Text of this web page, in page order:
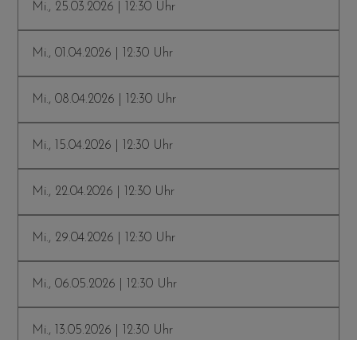
Mi., 25.03.2026 | 12:30 Uhr
Mi., 01.04.2026 | 12:30 Uhr
Mi., 08.04.2026 | 12:30 Uhr
Mi., 15.04.2026 | 12:30 Uhr
Mi., 22.04.2026 | 12:30 Uhr
Mi., 29.04.2026 | 12:30 Uhr
Mi., 06.05.2026 | 12:30 Uhr
Mi., 13.05.2026 | 12:30 Uhr